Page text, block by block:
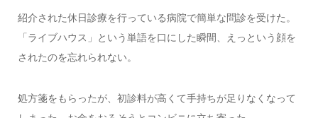
紹介された休日診療を行っている病院で簡単な問診を受けた。
「ライブハウス」という単語を口にした瞬間、えっという顔を
されたのを忘れられない。
処方箋をもらったが、初診料が高くて手持ちが足りなくなって